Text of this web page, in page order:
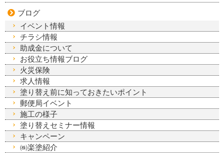
ブログ
イベント情報
チラシ情報
助成金について
お役立ち情報ブログ
火災保険
求人情報
塗り替え前に知っておきたいポイント
郵便局イベント
施工の様子
塗り替えセミナー情報
キャンペーン
㈱楽塗紹介